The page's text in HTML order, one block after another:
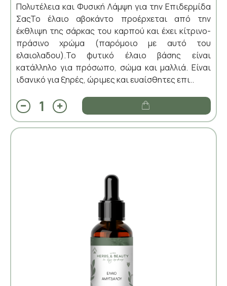
Πολυτέλεια και Φυσική Λάμψη για την Επιδερμίδα
ΣαςΤο έλαιο αβοκάντο προέρχεται από την
έκθλιψη της σάρκας του καρπού και έχει κίτρινο-
πράσινο χρώμα (παρόμοιο με αυτό του
ελαιολαδου).Το φυτικό έλαιο βάσης είναι
κατάλληλο για πρόσωπο, σώμα και μαλλιά. Είναι
ιδανικό για ξηρές, ώριμες και ευαίσθητες επι..